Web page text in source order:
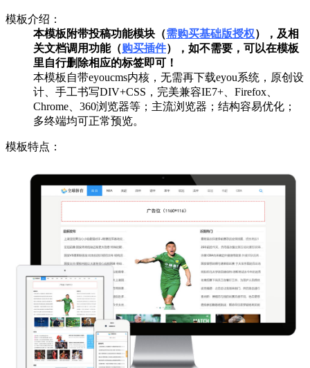
模板介绍：
本模板附带投稿功能模块（需购买基础版授权），及相
关文档调用功能（购买插件），如不需要，可以在模板
里自行删除相应的标签即可！
本模板自带eyoucms内核，无需再下载eyou系统，原创设
计、手工书写DIV+CSS，完美兼容IE7+、Firefox、
Chrome、360浏览器等；主流浏览器；结构容易优化；
多终端均可正常预览。
模板特点：